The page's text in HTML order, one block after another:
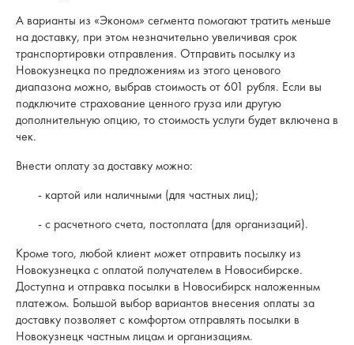
А варианты из «Эконом» сегмента помогают тратить меньше
на доставку, при этом незначительно увеличивая срок
транспортировки отправления. Отправить посылку из
Новокузнецка по предложениям из этого ценового
диапазона можно, выбрав стоимость от 601 рубля. Если вы
подключите страхование ценного груза или другую
дополнительную опцию, то стоимость услуги будет включена в
чек.
Внести оплату за доставку можно:
- картой или наличными (для частных лиц);
- с расчетного счета, постоплата (для организаций).
Кроме того, любой клиент может отправить посылку из
Новокузнецка с оплатой получателем в Новосибирске.
Доступна и отправка посылки в Новосибирск наложенным
платежом. Большой выбор вариантов внесения оплаты за
доставку позволяет с комфортом отправлять посылки в
Новокузнецк частным лицам и организациям.